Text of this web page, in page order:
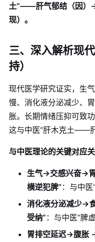
土”——肝气郁结（因）
现）。
三、深入解析现
持）
现代医学研究证实，生
慢、消化液分泌减少、
胀。长期情绪压抑可致
这与中医“肝木克土——
与中医理论的关键对应关
生气→交感兴奋→胃
横逆犯脾” ：与中医
消化液分泌减少→
受纳” ：与中医“脾
胃排空延迟→腹胀